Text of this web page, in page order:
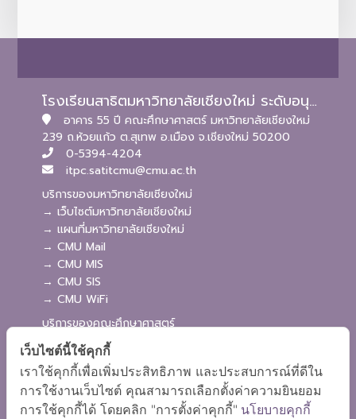
โรงเรียนสาธิตมหาวิทยาลัยเชียงใหม่ ระดับอนุบาลและประถมศึกษา
อาคาร 55 ปี คณะศึกษาศาสตร์ มหาวิทยาลัยเชียงใหม่
239 ถ.ห้วยแก้ว ต.สุเทพ อ.เมือง จ.เชียงใหม่ 50200
0-5394-4204
itpc.satitcmu@cmu.ac.th
บริการของมหาวิทยาลัยเชียงใหม่
→ เว็บไซต์มหาวิทยาลัยเชียงใหม่
→ แผนที่มหาวิทยาลัยเชียงใหม่
→ CMU Mail
→ CMU MIS
→ CMU SIS
→ CMU WiFi
บริการของคณะศึกษาศาสตร์
→ เว็บไซต์คณะศึกษาศาสตร์
→ ระบบจัดการเว็บไซต์
→ ระบบ Admission
→ EDU MIS
→ EDU SIS
เว็บไซต์นี้ใช้คุกกี้
เราใช้คุกกี้เพื่อเพิ่มประสิทธิภาพ และประสบการณ์ที่ดีใน
การใช้งานเว็บไซต์ คุณสามารถเลือกตั้งค่าความยินยอม
การใช้คุกกี้ได้ โดยคลิก "การตั้งค่าคุกกี้" นโยบายคุกกี้